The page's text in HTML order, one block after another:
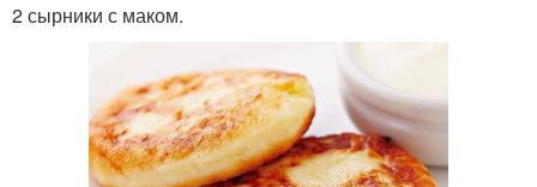
2 сырники с маком.